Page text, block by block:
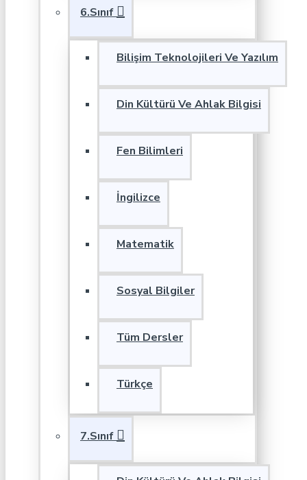
6.Sınıf
Bilişim Teknolojileri Ve Yazılım
Din Kültürü Ve Ahlak Bilgisi
Fen Bilimleri
İngilizce
Matematik
Sosyal Bilgiler
Tüm Dersler
Türkçe
7.Sınıf